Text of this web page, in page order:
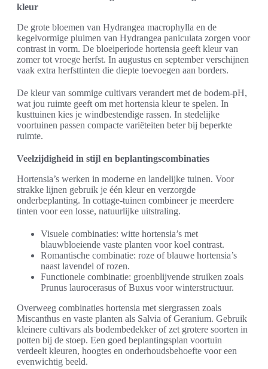
kleur
De grote bloemen van Hydrangea macrophylla en de
kegelvormige pluimen van Hydrangea paniculata zorgen voor
contrast in vorm. De bloeiperiode hortensia geeft kleur van
zomer tot vroege herfst. In augustus en september verschijnen
vaak extra herfsttinten die diepte toevoegen aan borders.
De kleur van sommige cultivars verandert met de bodem-pH,
wat jou ruimte geeft om met hortensia kleur te spelen. In
kusttuinen kies je windbestendige rassen. In stedelijke
voortuinen passen compacte variëteiten beter bij beperkte
ruimte.
Veelzijdigheid in stijl en beplantingscombinaties
Hortensia’s werken in moderne en landelijke tuinen. Voor
strakke lijnen gebruik je één kleur en verzorgde
onderbeplanting. In cottage-tuinen combineer je meerdere
tinten voor een losse, natuurlijke uitstraling.
Visuele combinaties: witte hortensia’s met
blauwbloeiende vaste planten voor koel contrast.
Romantische combinatie: roze of blauwe hortensia’s
naast lavendel of rozen.
Functionele combinatie: groenblijvende struiken zoals
Prunus laurocerasus of Buxus voor winterstructuur.
Overweeg combinaties hortensia met siergrassen zoals
Miscanthus en vaste planten als Salvia of Geranium. Gebruik
kleinere cultivars als bodembedekker of zet grotere soorten in
potten bij de stoep. Een goed beplantingsplan voortuin
verdeelt kleuren, hoogtes en onderhoudsbehoefte voor een
evenwichtig beeld.